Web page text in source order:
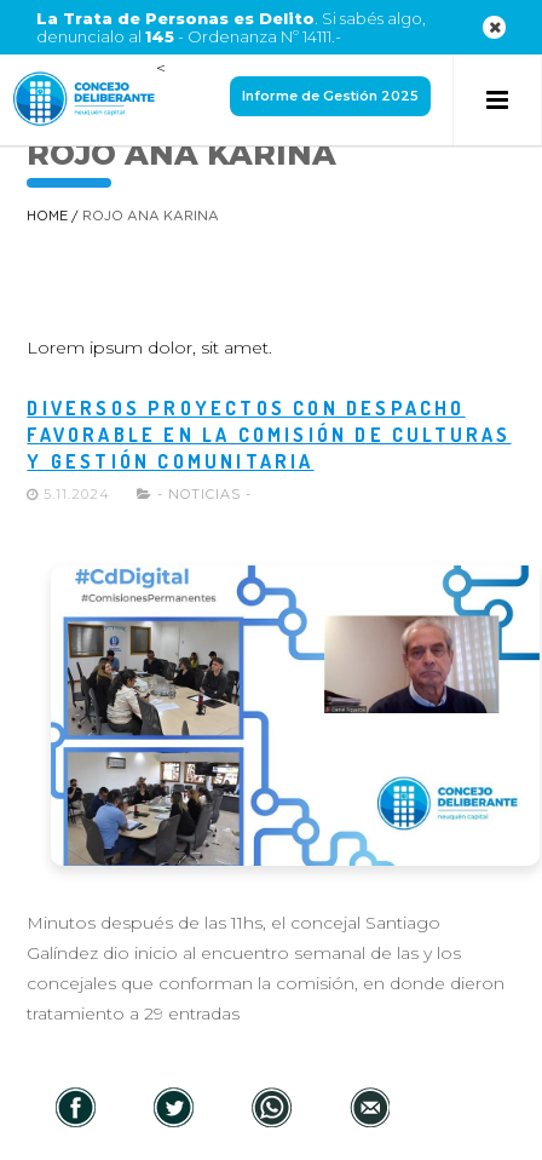
La Trata de Personas es Delito . Si sabés algo,
denuncialo al 145- Ordenanza Nº 14111.-
<
Informe de Gestión 2025
ROJO ANA KARINA
HOME / ROJO ANA KARINA
Lorem ipsum dolor, sit amet.
DIVERSOS PROYECTOS CON DESPACHO
FAVORABLE EN LA COMISIÓN DE CULTURAS
Y GESTIÓN COMUNITARIA
5.11.2024 - NOTICIAS -
Minutos después de las 11hs, el concejal Santiago
Galíndez dio inicio al encuentro semanal de las y los
concejales que conforman la comisión, en donde dieron
tratamiento a 29 entradas